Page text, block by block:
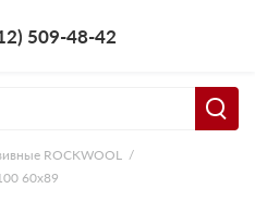
509-48-42
ROCKWOOL
60х89